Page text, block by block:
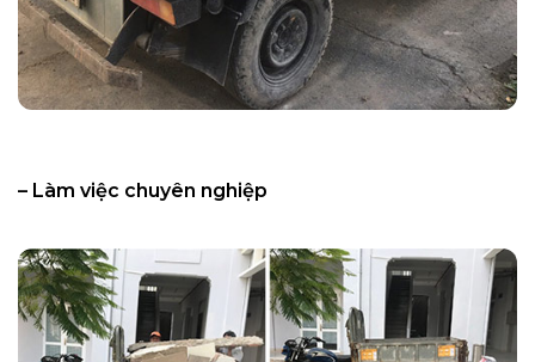
– Làm việc chuyên nghiệp